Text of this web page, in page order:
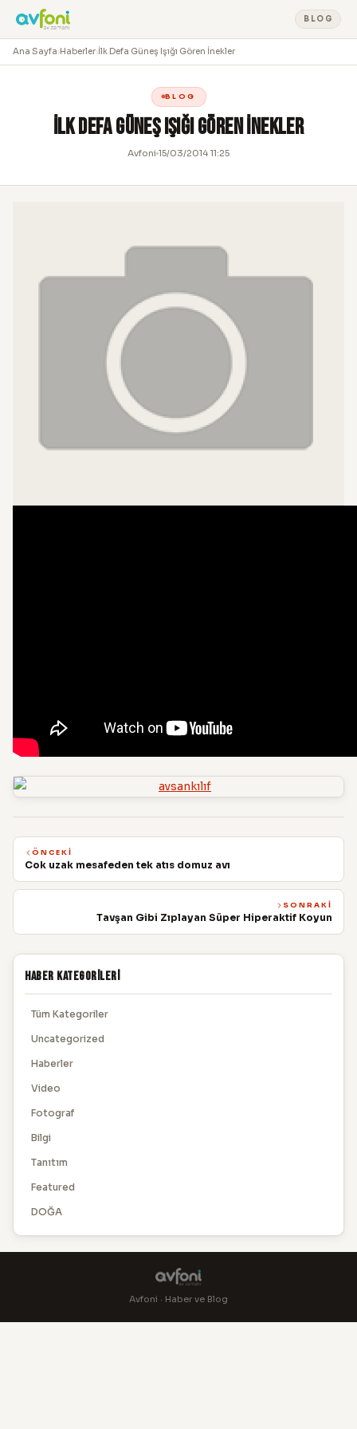
BLOG
Ana Sayfa›Haberler›İlk Defa Güneş Işığı Gören İnekler
BLOG
İlk Defa Güneş Işığı Gören İnekler
Avfoni 15/03/2014 11:25
ÖNCEKI
Cok uzak mesafeden tek atıs domuz avı
SONRAKI
Tavşan Gibi Zıplayan Süper Hiperaktif Koyun
Haber Kategorileri
Tüm Kategoriler
Uncategorized
Haberler
Video
Fotograf
Bilgi
Tanıtım
Featured
DOĞA
Avfoni · Haber ve Blog